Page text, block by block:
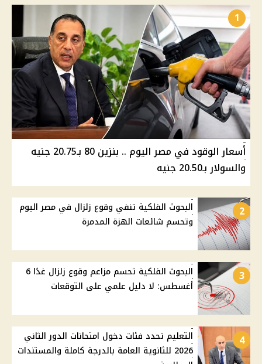
1
أسعار الوقود في مصر اليوم .. بنزين 80 بـ20.75 جنيه
والسولار بـ20.50 جنيه
2
البحوث الفلكية تنفي وقوع زلزال في مصر اليوم
وتحسم شائعات الهزة المدمرة
3
البحوث الفلكية تحسم مزاعم وقوع زلزال غدًا 6
أغسطس: لا دليل علمي على التوقعات
4
التعليم تحدد فئات دخول امتحانات الدور الثاني
2026 للثانوية العامة بالدرجة كاملة والمستندات